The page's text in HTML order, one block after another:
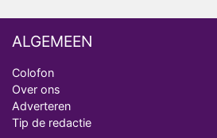
ALGEMEEN
Colofon
Over ons
Adverteren
Tip de redactie